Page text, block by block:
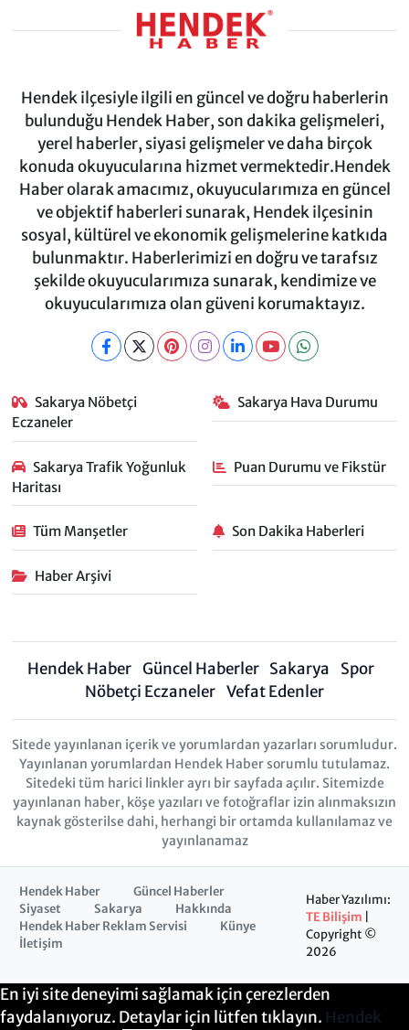
Hendek ilçesiyle ilgili en güncel ve doğru haberlerin
bulunduğu Hendek Haber, son dakika gelişmeleri,
yerel haberler, siyasi gelişmeler ve daha birçok
konuda okuyucularına hizmet vermektedir.Hendek
Haber olarak amacımız, okuyucularımıza en güncel
ve objektif haberleri sunarak, Hendek ilçesinin
sosyal, kültürel ve ekonomik gelişmelerine katkıda
bulunmaktır. Haberlerimizi en doğru ve tarafsız
şekilde okuyucularımıza sunarak, kendimize ve
okuyucularımıza olan güveni korumaktayız.
Sakarya Nöbetçi
Eczaneler
Sakarya Hava Durumu
Sakarya Trafik Yoğunluk
Haritası
Puan Durumu ve Fikstür
Tüm Manşetler Son Dakika Haberleri
Haber Arşivi
Hendek Haber Güncel Haberler Sakarya
Spor
Nöbetçi Eczaneler Vefat Edenler
Sitede yayınlanan içerik ve yorumlardan yazarları sorumludur.
Yayınlanan yorumlardan Hendek Haber sorumlu tutulamaz.
Sitedeki tüm harici linkler ayrı bir sayfada açılır. Sitemizde
yayınlanan haber, köşe yazıları ve fotoğraflar izin alınmaksızın
kaynak gösterilse dahi, herhangi bir ortamda kullanılamaz ve
yayınlanamaz
Hendek Haber
Güncel Haberler
Siyaset
Sakarya
Hakkında
Hendek Haber Reklam Servisi
Künye
İletişim
Haber Yazılımı:
TE Bilişim
Copyright ©
2026
En iyi site deneyimi sağlamak için çerezlerden
faydalanıyoruz. Detaylar için lütfen tıklayın. Hendek